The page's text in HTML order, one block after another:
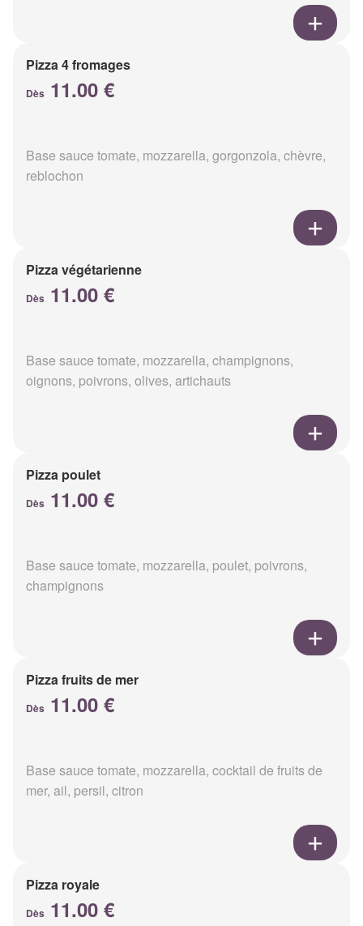
Pizza 4 fromages
Dès 11.00 €
Base sauce tomate, mozzarella, gorgonzola, chèvre,
reblochon
Pizza végétarienne
Dès 11.00 €
Base sauce tomate, mozzarella, champignons,
oignons, poivrons, olives, artichauts
Pizza poulet
Dès 11.00 €
Base sauce tomate, mozzarella, poulet, poivrons,
champignons
Pizza fruits de mer
Dès 11.00 €
Base sauce tomate, mozzarella, cocktail de fruits de
mer, ail, persil, citron
Pizza royale
Dès 11.00 €